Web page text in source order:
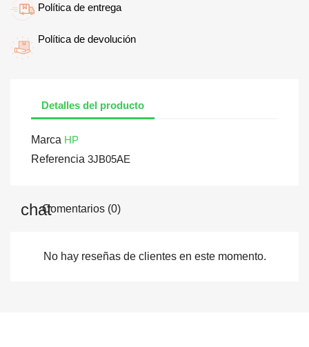
Política de entrega
Política de devolución
Detalles del producto
Marca HP
Referencia 3JB05AE
Comentarios (0)
No hay reseñas de clientes en este momento.